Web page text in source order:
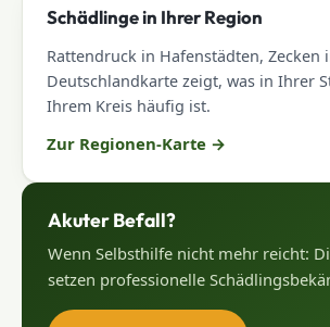
Schädlinge in Ihrer Region
Rattendruck in Hafenstädten, Zecken
Deutschlandkarte zeigt, was in Ihrer
Ihrem Kreis häufig ist.
Zur Regionen-Karte →
Akuter Befall?
Wenn Selbsthilfe nicht mehr reicht:
setzen professionelle